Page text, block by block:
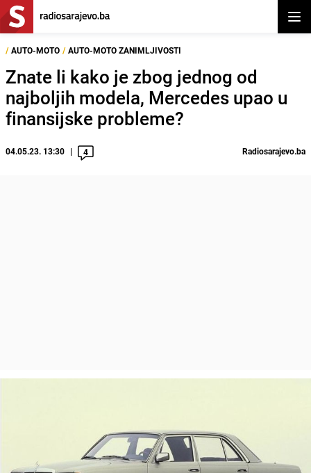
/ AUTO-MOTO / AUTO-MOTO ZANIMLJIVOSTI
Znate li kako je zbog jednog od
najboljih modela, Mercedes upao u
finansijske probleme?
04.05.23. 13:30 4 Radiosarajevo.ba